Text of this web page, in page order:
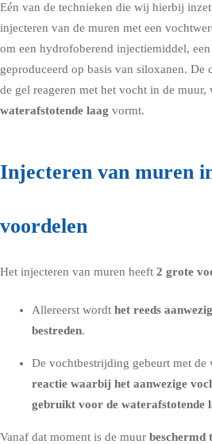
Eén van de technieken die wij hierbij
injecteren van de muren met een
om een hydrofoberend injectiemiddel,
geproduceerd op basis van siloxanen. De
de gel reageren met het vocht in de muur,
waterafstotende laag vormt.
Injecteren van muren
voordelen
Het injecteren van muren heeft 2 grote
Allereerst wordt het reeds
bestreden.
De vochtbestrijding gebeurt met de
reactie waarbij het aanwezige
gebruikt voor de waterafstotende
Vanaf dat moment is de muur beschermd